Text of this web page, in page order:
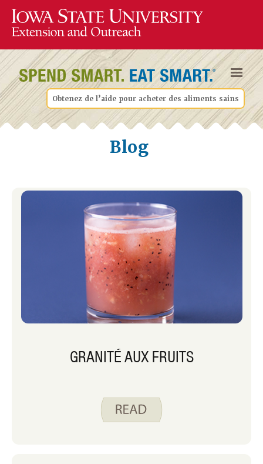
Obtenez de l’aide pour acheter des aliments sains
Blog
GRANITÉ AUX FRUITS